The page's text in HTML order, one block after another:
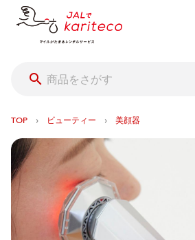
TOP › ビューティー › 美顔器